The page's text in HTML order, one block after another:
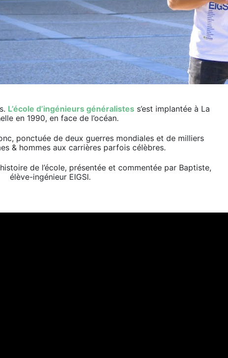
L’école d’ingénieurs généralistess’est implantée à La
en 1990, en face de l’océan.
ponctuée de deux guerres mondiales et de milliers
& hommes aux carrières parfois célèbres.
de l’école, présentée et commentée par Baptiste,
élève-ingénieur EIGSI.